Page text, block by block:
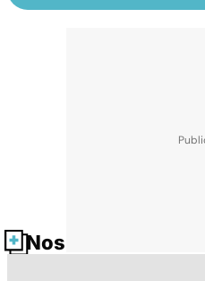
Nos fiches santé